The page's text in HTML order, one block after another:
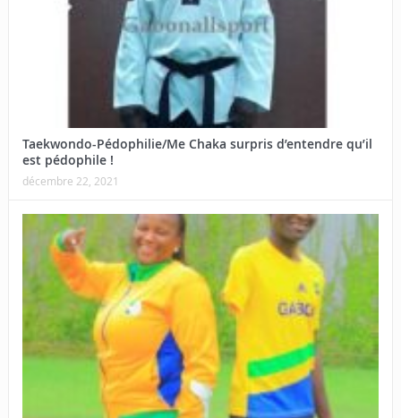
Taekwondo-Pédophilie/Me Chaka surpris d’entendre qu’il
est pédophile !
décembre 22, 2021